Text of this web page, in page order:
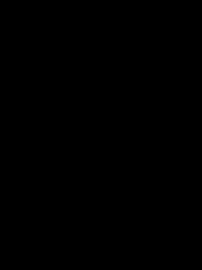
и оперативные.